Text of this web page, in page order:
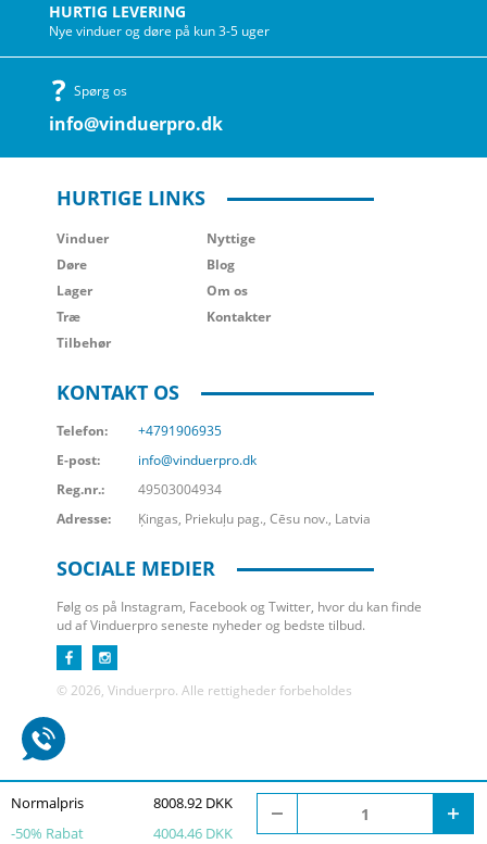
Normalpris
8008.92 DKK
-50% Rabat 4004.46 DKK
HURTIG LEVERING
Nye vinduer og døre på kun 3-5 uger
Spørg os
info@vinduerpro.dk
HURTIGE LINKS
Vinduer
Døre
Lager
Træ
Tilbehør
Nyttige
Blog
Om os
Kontakter
KONTAKT OS
Telefon:
+4791906935
E-post:
info@vinduerpro.dk
Reg.nr.:
49503004934
Adresse:
Ķingas, Priekuļu pag., Cēsu nov., Latvia
SOCIALE MEDIER
Følg os på Instagram, Facebook og Twitter, hvor du kan finde
ud af Vinduerpro seneste nyheder og bedste tilbud.
© 2026, Vinduerpro. Alle rettigheder forbeholdes